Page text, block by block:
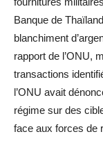
Banque de
blanchiment
rapport de l’ONU,
transactions
l’ONU avait
régime sur des
face aux forces de